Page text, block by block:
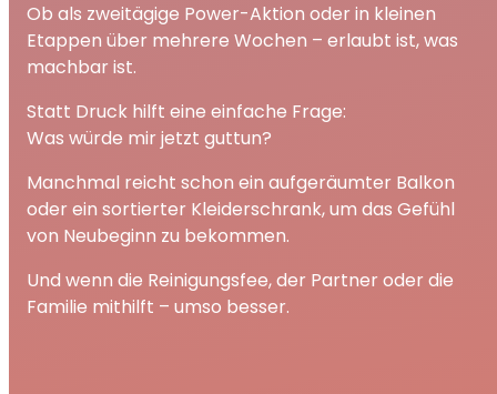
Ob als zweitägige Power-Aktion oder in kleinen
Etappen über mehrere Wochen – erlaubt ist, was
machbar ist.
Statt Druck hilft eine einfache Frage:
Was würde mir jetzt guttun?
Manchmal reicht schon ein aufgeräumter Balkon
oder ein sortierter Kleiderschrank, um das Gefühl
von Neubeginn zu bekommen.
Und wenn die Reinigungsfee, der Partner oder die
Familie mithilft – umso besser.